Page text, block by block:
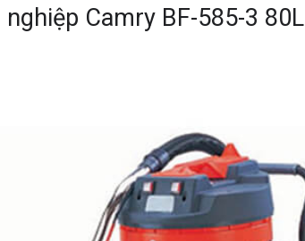
Camry BF-585-3 80L